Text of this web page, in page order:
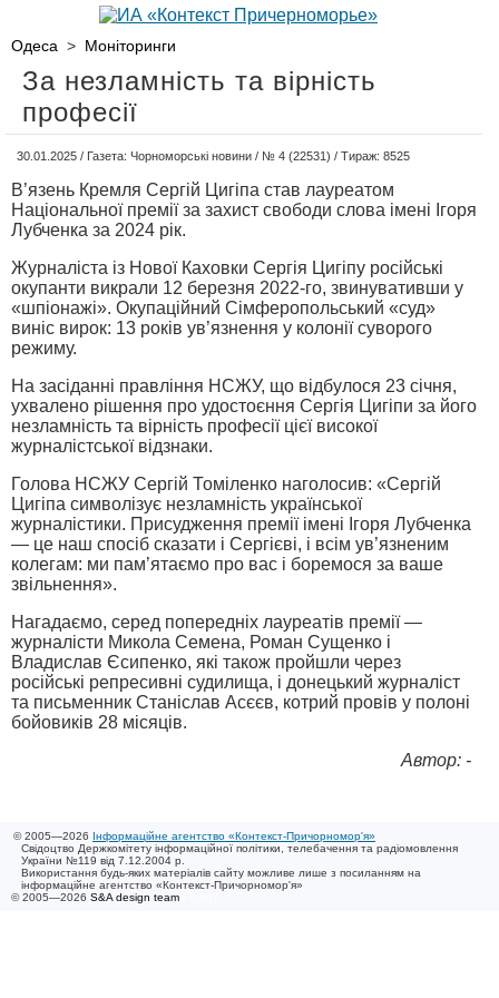
Одеса > Моніторинги
За незламність та вірність
професії
30.01.2025 / Газета: Чорноморські новини / № 4 (22531) / Тираж: 8525
В’язень Кремля Сергій Цигіпа став лауреатом
Національної премії за захист свободи слова імені Ігоря
Лубченка за 2024 рік.
Журналіста із Нової Каховки Сергія Цигіпу російські
окупанти викрали 12 березня 2022-го, звинувативши у
«шпіонажі». Окупаційний Сімферопольський «суд»
виніс вирок: 13 років ув’язнення у колонії суворого
режиму.
На засіданні правління НСЖУ, що відбулося 23 січня,
ухвалено рішення про удостоєння Сергія Цигіпи за його
незламність та вірність професії цієї високої
журналістської відзнаки.
Голова НСЖУ Сергій Томіленко наголосив: «Сергій
Цигіпа символізує незламність української
журналістики. Присудження премії імені Ігоря Лубченка
— це наш спосіб сказати і Сергієві, і всім ув’язненим
колегам: ми пам’ятаємо про вас і боремося за ваше
звільнення».
Нагадаємо, серед попередніх лауреатів премії —
журналісти Микола Семена, Роман Сущенко і
Владислав Єсипенко, які також пройшли через
російські репресивні судилища, і донецький журналіст
та письменник Станіслав Асєєв, котрий провів у полоні
бойовиків 28 місяців.
Автор: -
© 2005—2026 Інформаційне агентство «Контекст-Причорномор'я»
Свідоцтво Держкомітету інформаційної політики, телебачення та радіомовлення
України №119 від 7.12.2004 р.
Використання будь-яких матеріалів сайту можливе лише з посиланням на
інформаційне агентство «Контекст-Причорномор'я»
© 2005—2026 S&A design team